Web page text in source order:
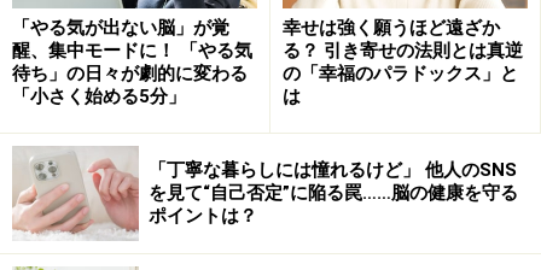
Journal of Nervous and Mental Diseaseという学術誌に報
告したのが最初であることに由来しています。少し短く
して「ハント症候群」と呼ばれることもありますが、ま
ったく別の「トロサ・ハント症候群」（E・トロサとW・
E・ハントが最初に報告）という病気も知られているの
で、正確に区別するためには「ラムゼイ・ハント症候
群」と呼ぶ方が好ましいでしょう。
「やる気が出ない脳」が覚
醒、集中モードに！ 「やる気
待ち」の日々が劇的に変わる
「小さく始める5分」
幸せは強く願うほど遠ざか
る？ 引き寄せの法則とは真逆
の「幸福のパラドックス」と
は
「丁寧な暮らしには憧れるけど」 他人のSNS
を見て“自己否定”に陥る罠……脳の健康を守る
ポイントは？